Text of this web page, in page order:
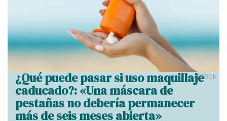
ISTOCK
¿Qué puede pasar si uso maquillaje
caducado?: «Una máscara de
pestañas no debería permanecer
más de seis meses abierta»